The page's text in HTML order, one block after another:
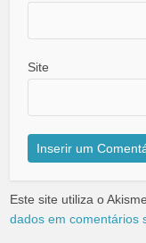
Site
Este site utiliza o
dados em comentários